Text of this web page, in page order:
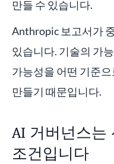
만들 수 있습니다.
Anthropic 보고서가
있습니다. 기술의 가
가능성을 어떤 기준
만들기 때문입니다.
AI 거버넌스는
조건입니다